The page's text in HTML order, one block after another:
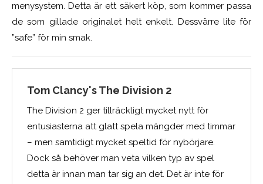
menysystem. Detta är ett säkert köp, som kommer passa
de som gillade originalet helt enkelt. Dessvärre lite för
”safe” för min smak.
Tom Clancy's The Division 2
The Division 2 ger tillräckligt mycket nytt för
entusiasterna att glatt spela mängder med timmar
– men samtidigt mycket speltid för nybörjare.
Dock så behöver man veta vilken typ av spel
detta är innan man tar sig an det. Det är inte för